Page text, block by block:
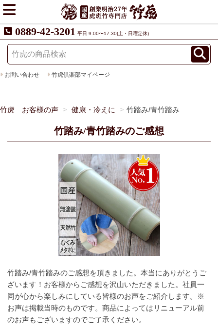
0889-42-3201 平日 9:00〜17:30(土・日曜定休)
お問い合わせ 竹虎倶楽部マイページ
竹虎 お客様の声 健康・冷えに 竹踏み/青竹踏み
竹踏み/青竹踏みのご感想
竹踏み/青竹踏みのご感想を頂きました。本当にありがとうご
ざいます！ お客様からご感想を沢山いただきました。 社員一
同が心から楽しみにしている皆様のお声をご紹介します。
※
お声は掲載当時のものです。商品によってはリニューアル前
のお声もございますのでご了承ください。